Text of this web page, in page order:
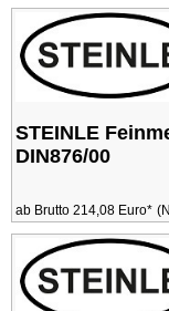
STEINLE
DIN876/00
ab Brutto 214,08 Euro*